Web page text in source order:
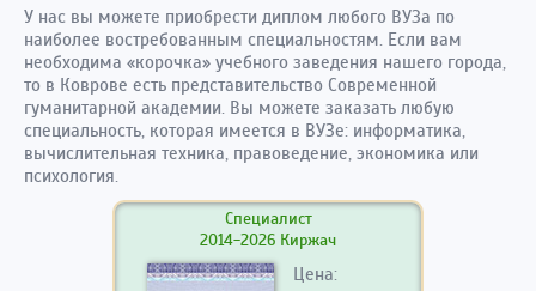
У нас вы можете приобрести диплом любого ВУЗа по
наиболее востребованным специальностям. Если вам
необходима «корочка» учебного заведения нашего города,
то в Коврове есть представительство Современной
гуманитарной академии. Вы можете заказать любую
специальность, которая имеется в ВУЗе: информатика,
вычислительная техника, правоведение, экономика или
психология.
Специалист
2014-2026 Киржач
Цена: